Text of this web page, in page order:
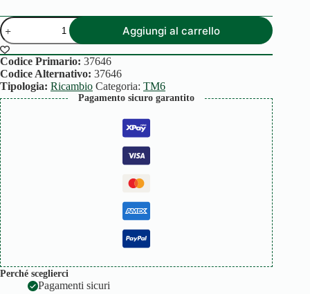
CORPO
SUPERIORE
TM6
SPARKLING
quantità
Aggiungi al carrello
Codice Primario: 37646
Codice Alternativo: 37646
Tipologia: Ricambio Categoria: TM6
Pagamento sicuro garantito
Perché sceglierci
Pagamenti sicuri